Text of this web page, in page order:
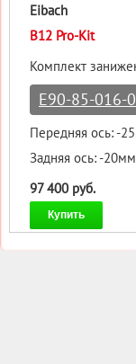
Eibach
B12 Pro-Kit
Комплект
E90-85-016-
Передняя ось: -
Задняя ось: -20мм
97 400 руб.
Купить